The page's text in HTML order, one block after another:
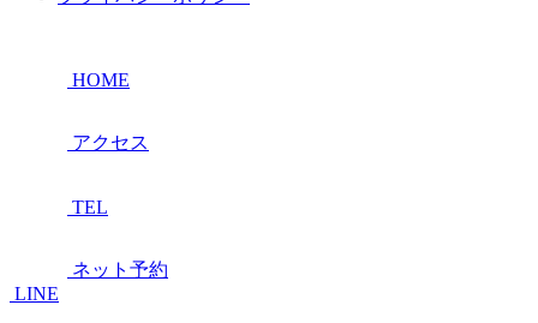
HOME
アクセス
TEL
ネット予約
LINE